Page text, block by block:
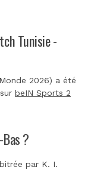
Tunisie -
2026) a été
beIN Sports 2
?
par K. I.